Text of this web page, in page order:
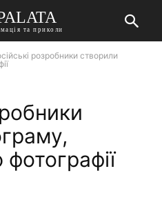
та приколи
розробники створили